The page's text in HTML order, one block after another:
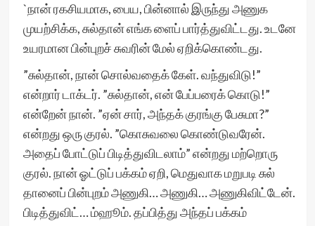
`நான் ரகசியமாக, பைய, பின்னால் இருந்து அணுக
முயற்சிக்க, சுல்தான் எங்க ளைப் பார்த்துவிட்டது. உடனே
உயரமான பின்புறச் சுவரின் மேல் ஏறிக்கொண்டது.
”சுல்தான், நான் சொல்வதைக் கேள். வந்துவிடு!”
என்றார் டாக்டர். ”சுல்தான், என் பேப்பரைக் கொடு!”
என்றேன் நான். ”ஏன் சார், அந்தக் குரங்கு பேசுமா?”
என்றது ஒரு குரல். ”கொசுவலை கொண்டுவரேன்.
அதைப் போட்டுப் பிடித்துவிடலாம்” என்றது மற்றொரு
குரல். நான் ஓட்டுப் பக்கம் ஏறி, மெதுவாக மறுபடி சுல்
தானைப் பின்புறம் அணுகி… அணுகி… அணுகிவிட்டேன்.
பிடித்துவிட்… ம்ஹூம். தப்பித்து அந்தப் பக்கம்